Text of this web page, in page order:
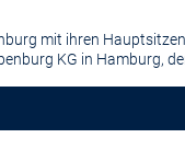
mit ihren
KG in Hamburg,